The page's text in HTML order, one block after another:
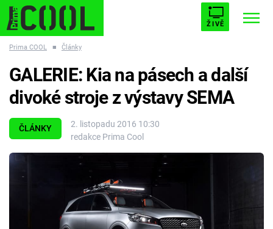
ŽIVĚ
ESCAPE PLNEJ KOTEL AVENGERS 5
Prima COOL ■ Články
ČLÁNKY
2. listopadu 2016 10:30
redakce Prima Cool
GALERIE: Kia na pásech a další
divoké stroje z výstavy SEMA